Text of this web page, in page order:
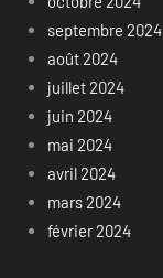
septembre 2024
août 2024
juillet 2024
juin 2024
mai 2024
avril 2024
mars 2024
février 2024